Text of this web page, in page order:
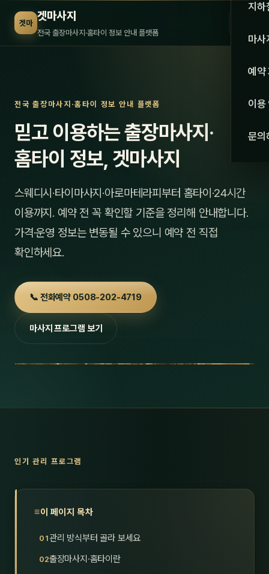
겟마 겟마사지
전국 출장마사지·홈타이 정보 안내 플랫폼 서울
강원·
강원
전남
경북
지하
마사
관리
스
홈타
1인
예약
이용
문의
전국 출장마사지·홈타이 정보 안내 플랫폼
믿고 이용하는 출장마사지·
홈타이 정보, 겟마사지
스웨디시·타이마사지·아로마테라피부터 홈타이·24시간
이용까지. 예약 전 꼭 확인할 기준을 정리해 안내합니다.
가격·운영 정보는 변동될 수 있으니 예약 전 직접
확인하세요.
📞 전화예약 0508-202-4719
마사지 프로그램 보기
인기 관리 프로그램
이 페이지 목차
관리 방식부터 골라 보세요
출장마사지·홈타이란